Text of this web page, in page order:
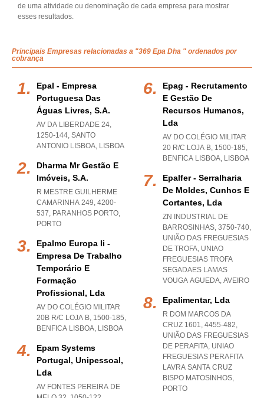
de uma atividade ou denominação de cada empresa para mostrar
esses resultados.
Principais Empresas relacionadas a "369 Epa Dha " ordenados por
cobrança
Epal - Empresa
Portuguesa Das
Águas Livres, S.a.
AV DA LIBERDADE 24,
1250-144, SANTO
ANTONIO LISBOA, LISBOA
Dharma Mr Gestão E
Imóveis, S.a.
R MESTRE GUILHERME
CAMARINHA 249, 4200-
537, PARANHOS PORTO,
PORTO
Epalmo Europa Ii -
Empresa De Trabalho
Temporário E
Formação
Profissional, Lda
AV DO COLÉGIO MILITAR
20B R/C LOJA B, 1500-185,
BENFICA LISBOA, LISBOA
Epam Systems
Portugal, Unipessoal,
Lda
AV FONTES PEREIRA DE
Epag - Recrutamento
E Gestão De
Recursos Humanos,
Lda
AV DO COLÉGIO MILITAR
20 R/C LOJA B, 1500-185,
BENFICA LISBOA, LISBOA
Epalfer - Serralharia
De Moldes, Cunhos E
Cortantes, Lda
ZN INDUSTRIAL DE
BARROSINHAS, 3750-740,
UNIÃO DAS FREGUESIAS
DE TROFA, UNIAO
FREGUESIAS TROFA
SEGADAES LAMAS
VOUGA AGUEDA, AVEIRO
Epalimentar, Lda
R DOM MARCOS DA
CRUZ 1601, 4455-482,
UNIÃO DAS FREGUESIAS
DE PERAFITA, UNIAO
FREGUESIAS PERAFITA
LAVRA SANTA CRUZ
BISPO MATOSINHOS,
PORTO